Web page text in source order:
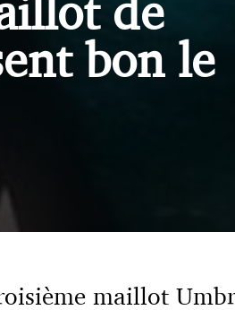
de
bon le
maillot